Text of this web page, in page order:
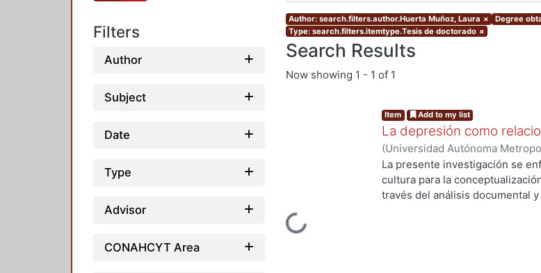
Filters
Author
Subject
Date
Type
Advisor
CONAHCYT Area
Author: search.filters.author.Huerta Muñoz, Laura × Degree
Type: search.filters.itemtype.Tesis de doctorado ×
Search Results
Now showing 1 - 1 of 1
Loading...
Item Add to my list
La depresión como
(Universidad Autónoma
de Servicios de Información.,
La presente investigación se
cultura para la
través del análisis documental